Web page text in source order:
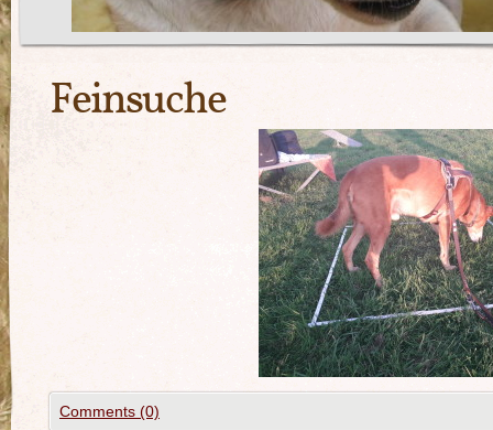
Feinsuche
Comments (0)